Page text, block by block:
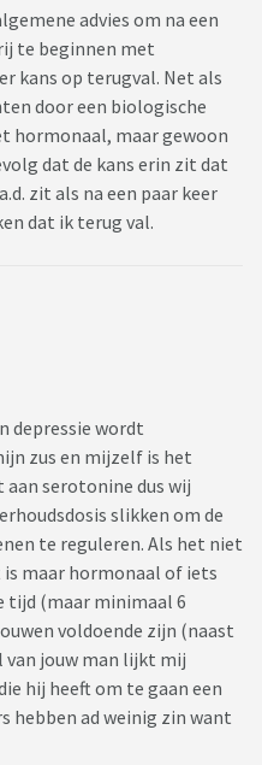
advies om na een
te beginnen met
kans op terugval. Net als
door een biologische
hormonaal, maar gewoon
dat de kans erin zit dat
zit als na een paar keer
dat ik terug val.
depressie wordt
zus en mijzelf is het
serotonine dus wij
slikken om de
te reguleren. Als het niet
maar hormonaal of iets
tijd (maar minimaal 6
voldoende zijn (naast
van jouw man lijkt mij
hij heeft om te gaan een
hebben ad weinig zin want